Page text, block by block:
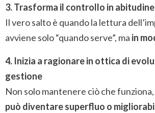
3. Trasforma il controllo in
Il vero salto è quando la lettura
avviene solo “quando serve”, ma in
4. Inizia a ragionare in ottica di
gestione
Non solo mantenere ciò che
può diventare superfluo o